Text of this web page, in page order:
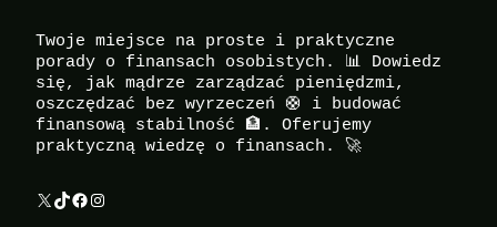
Twoje miejsce na proste i praktyczne
porady o finansach osobistych. 📊 Dowiedz
się, jak mądrze zarządzać pieniędzmi,
oszczędzać bez wyrzeczeń 🛟 i budować
finansową stabilność 🏦. Oferujemy
praktyczną wiedzę o finansach. 🚀
X TikTok Facebook Instagram